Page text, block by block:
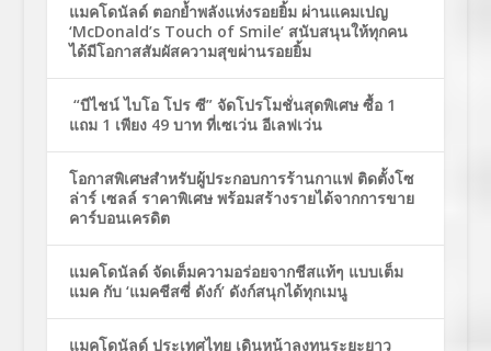
แมคโดนัลด์ ตอกย้ำพลังแห่งรอยยิ้ม ผ่านแคมเปญ
‘McDonald’s Touch of Smile’ สนับสนุนให้ทุกคน
ได้มีโอกาสสัมผัสความสุขผ่านรอยยิ้ม
“บีไชน์ ไบโอ โปร ซี” จัดโปรโมชั่นสุดพิเศษ ซื้อ 1
แถม 1 เพียง 49 บาท ที่เซเว่น อีเลฟเว่น
โอกาสพิเศษสำหรับผู้ประกอบการร้านกาแฟ ติดตั้งโซ
ล่าร์ เซลล์ ราคาพิเศษ พร้อมสร้างรายได้จากการขาย
คาร์บอนเครดิต
แมคโดนัลด์ จัดเต็มความอร่อยจากชีสแท้ๆ แบบเต็ม
แมค กับ ‘แมคชีสซี่ ดังก์’ ดังก์สนุกได้ทุกเมนู
แมคโดนัลด์ ประเทศไทย เดินหน้าลงทุนระยะยาว